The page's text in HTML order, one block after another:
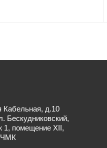
Кабельная, д.10
Бескудниковский,
1, помещение XII,
ЧМК